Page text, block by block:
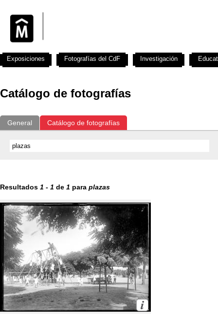
Catálogo de fotografías
General Catálogo de fotografías
Resultados 1 - 1 de 1 para plazas
Exposiciones Fotografías del CdF Investigación